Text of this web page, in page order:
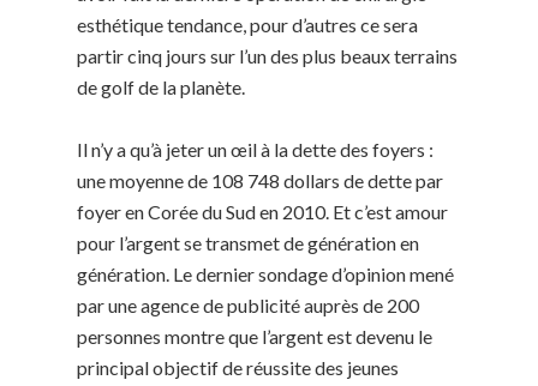
esthétique tendance, pour d’autres ce sera
partir cinq jours sur l’un des plus beaux terrains
de golf de la planète.
Il n’y a qu’à jeter un œil à la dette des foyers :
une moyenne de 108 748 dollars de dette par
foyer en Corée du Sud en 2010. Et c’est amour
pour l’argent se transmet de génération en
génération. Le dernier sondage d’opinion mené
par une agence de publicité auprès de 200
personnes montre que l’argent est devenu le
principal objectif de réussite des jeunes